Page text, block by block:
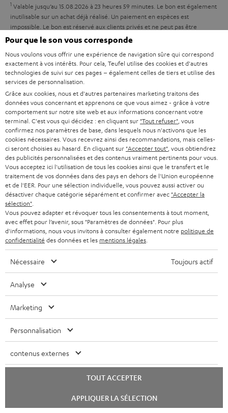
s
à
l
’
e
x
p
é
d
i
t
i
o
n
t
i
v
e
s
à
l
a
g
a
r
a
n
t
i
e
t
1 Valable jusqu’au 15.08.2026 à 23 heures 59 minutes. Le bon est également
inutilisable sur un achat déjà réalisé. Un paiement en espèces est
impossible. Le bon est réservé aux clients privés et ne peut pas être
combiné à d’autres réductions ou remises de notre part. La revente d’un
bon d’achat n’est pas autorisée et implique l’invalidation de celui-ci. Les
conditions d’utilisation exactes sont disponibles dans nosCGV.
8 semaines d'essai
Retours sans frais
Service client à vie
Plus de 45 ans d'expertise
chat
Pour que le son vous corresponde
Nous voulons vous offrir une expérience de navigation sûre qui correspond
exactement à vos intérêts. Pour cela, Teufel utilise des cookies et d'autres
technologies de suivi sur ces pages – également celles de tiers et utilise des
services de personnalisation.
Grâce aux cookies, nous et d'autres partenaires marketing traitons des
données vous concernant et apprenons ce que vous aimez - grâce à votre
comportement sur notre site web et aux informations concernant votre
terminal. C'est vous qui décidez : en cliquant sur "Tout refuser" , vous
confirmez nos paramètres de base, dans lesquels nous n'activons que les
cookies nécessaires. Vous recevrez ainsi des recommandations, mais celles-
ci seront choisies au hasard. En cliquant sur "Accepter tout" , vous obtiendrez
des publicités personnalisées et des contenus vraiment pertinents pour vous.
Vous acceptez ici l'utilisation de tous les cookies ainsi que le transfert et le
traitement de vos données dans des pays en dehors de l'Union européenne
et de l'EER. Pour une sélection individuelle, vous pouvez aussi activer ou
désactiver chaque catégorie séparément et confirmer avec "Accepter la
sélection"
Vous pouvez adapter et révoquer tous les consentements à tout moment,
avec effet pour l’avenir, sous "Paramètres de données". Pour plus
d'informations, nous vous invitons à consulter également notre politique de
confidentialité des données et les mentions légales
Nécessaire Toujours actif
Analyse
Marketing
Personnalisation
contenus externes
TOUT ACCEPTER
APPLIQUER LA SÉLECTION